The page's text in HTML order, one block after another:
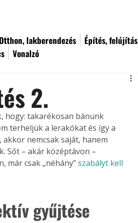
lakberendezés Építés, felújítás
Vonalzó
2.
hogy: takarékosan bánunk
terheljük a lerakókat és így a
nemcsak saját, hanem
Sőt – akár középtávon –
már csak „néhány” szabályt kell
gyűjtése